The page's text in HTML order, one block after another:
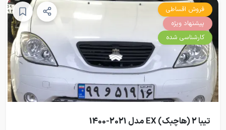
فروش اقساطی
پیشنهاد ویژه
کارشناسی شده
تیبا 2 (هاچبک) EX مدل 2021-1400